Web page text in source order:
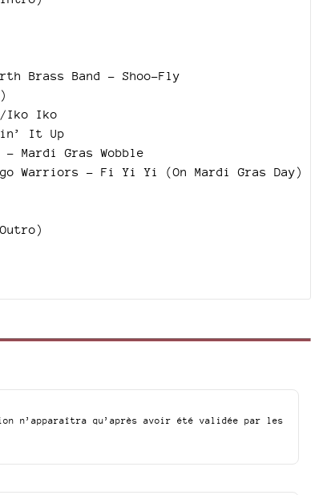
Brass Band – Shoo-Fly
Iko Iko
It Up
– Mardi Gras Wobble
Warriors – Fi Yi Yi (On Mardi Gras Day)
n’apparaîtra qu’après avoir été validée par les